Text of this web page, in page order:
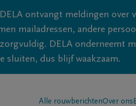
DELA ontvangt meldingen over
mailadressen, andere
DELA onderneemt
sluiten, dus blijf waakzaam.
Alle rouwberichtenOver ons